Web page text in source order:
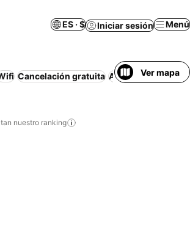
ES · $ Iniciar sesión Menú
Cancelación gratuita Apartamento
Ver mapa
nuestro ranking